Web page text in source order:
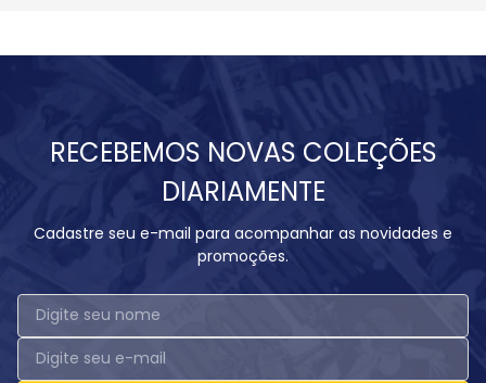
RECEBEMOS NOVAS COLEÇÕES
DIARIAMENTE
Cadastre seu e-mail para acompanhar as novidades e
promoções.